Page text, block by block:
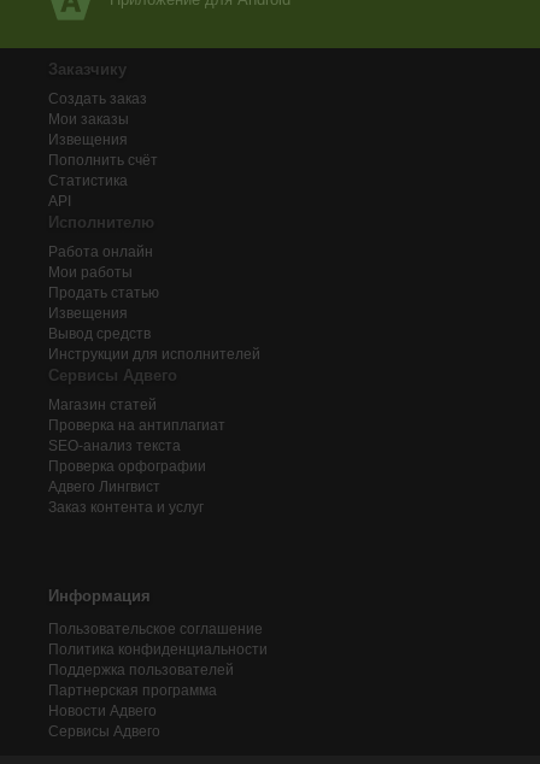
Заказчику
Создать заказ
Мои заказы
Извещения
Пополнить счёт
Статистика
API
Исполнителю
Работа онлайн
Мои работы
Продать статью
Извещения
Вывод средств
Инструкции для исполнителей
Сервисы Адвего
Магазин статей
Проверка на антиплагиат
SEO-анализ текста
Проверка орфографии
Адвего Лингвист
Заказ контента и услуг
Информация
Пользовательское соглашение
Политика конфиденциальности
Поддержка пользователей
Партнерская программа
Новости Адвего
Сервисы Адвего